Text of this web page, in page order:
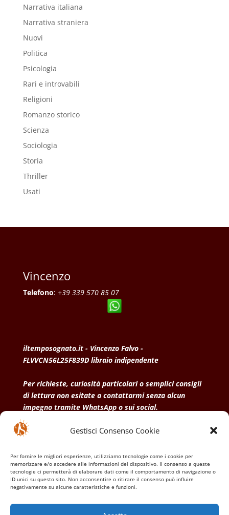
Gestisci Consenso Cookie
Per fornire le migliori esperienze, utilizziamo tecnologie come i cookie per
memorizzare e/o accedere alle informazioni del dispositivo. Il consenso a queste
tecnologie ci permetterà di elaborare dati come il comportamento di navigazione o
ID unici su questo sito. Non acconsentire o ritirare il consenso può influire
negativamente su alcune caratteristiche e funzioni.
Narrativa italiana
Narrativa straniera
Nuovi
Politica
Psicologia
Rari e introvabili
Religioni
Romanzo storico
Scienza
Sociologia
Storia
Thriller
Usati
Vincenzo
Telefono: +39 339 570 85 07
iltemposognato.it - Vincenzo Falvo -
FLVVCN56L25F839D libraio indipendente
Per richieste, curiosità particolari o semplici consigli
di lettura non esitate a contattarmi senza alcun
impegno tramite WhatsApp o sui social.
• Condizioni generali di vendita